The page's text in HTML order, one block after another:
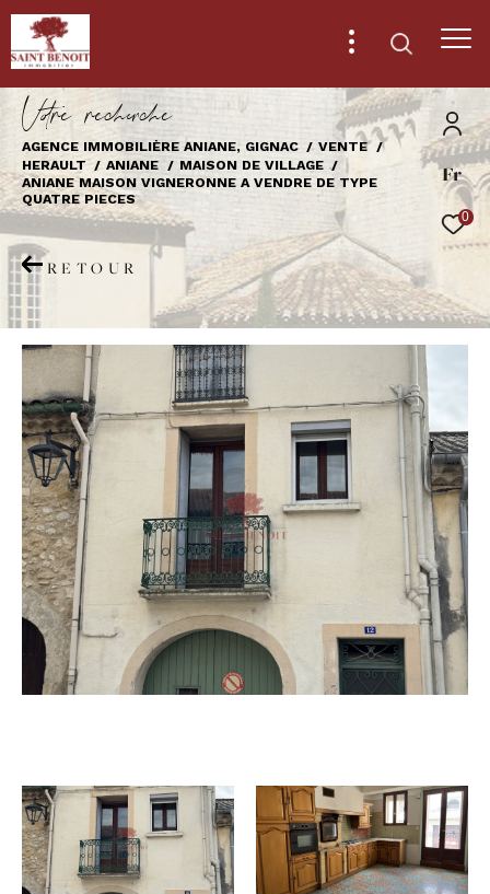
Fr
0
Vore recece
AGENCE IMMOBILIÈRE ANIANE, GIGNAC
VENTE
HERAULT
ANIANE
MAISON DE VILLAGE
ANIANE MAISON VIGNERONNE A VENDRE DE TYPE
QUATRE PIECES
RETOUR
Effectuer une recherche
et trouver le bien qui correspond à vos
critères
Type
d'offre
Vente
Type
de
bien
Type de bien
Ville
Budget
Budget
Surface
Surface
Pièces
AFFINER LES CRITÈRES